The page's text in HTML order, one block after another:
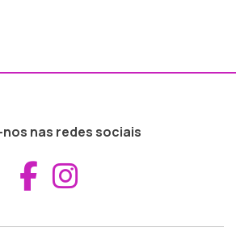
nas redes sociais
Aceder ao